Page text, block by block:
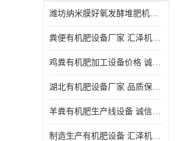
潍坊纳米膜好氧发酵堆肥机定制
粪便有机肥设备厂家 汇泽机械 免费报价
鸡粪有机肥加工设备价格 诚信卖家 致电了解
湖北有机肥设备厂家 品质保障 欢迎咨询
羊粪有机肥生产线设备 诚信卖家 致电了解
制造生产有机肥设备 汇泽机械 免费报价